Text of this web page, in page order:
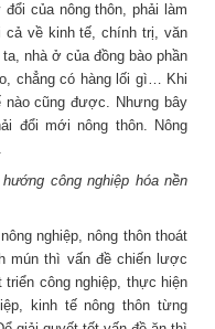
của nông thôn, phải làm
cả về kinh tế, chính trị, văn
nhà ở của đồng bào phần
chẳng có hàng lối gì… Khi
cũng được. Nhưng bây
đổi mới nông thôn. Nông
công nghiệp hóa nền
nghiệp, nông thôn thoát
mún thì vấn đề chiến lược
công nghiệp, thực hiện
kinh tế nông thôn từng